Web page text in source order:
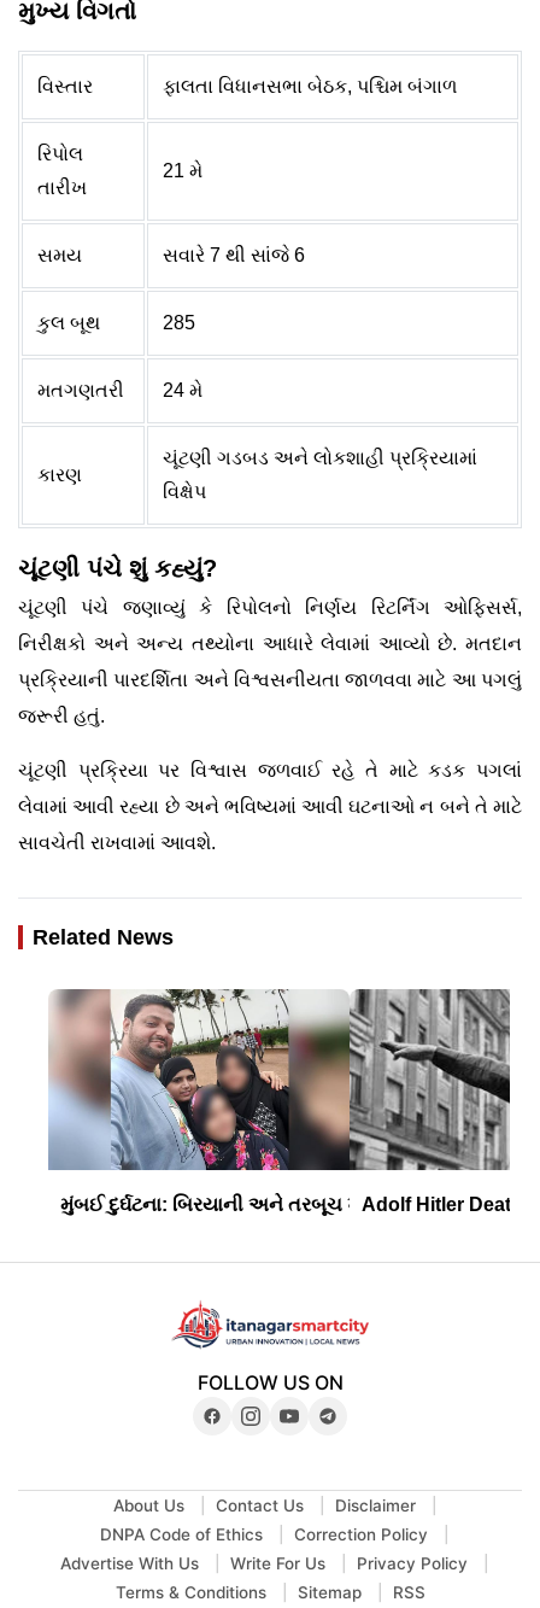
મુખ્ય વિગતો
વિસ્તાર ફાલતા વિધાનસભા બેઠક, પશ્ચિમ બંગાળ
રિપોલ
તારીખ
21 મે
સમય સવારે 7 થી સાંજે 6
કુલ બૂથ 285
મતગણતરી 24 મે
કારણ
ચૂંટણી ગડબડ અને લોકશાહી પ્રક્રિયામાં
વિક્ષેપ
ચૂંટણી પંચે શું કહ્યું?
ચૂંટણી પંચે જણાવ્યું કે રિપોલનો નિર્ણય રિટર્નિંગ ઓફિસર્સ,
નિરીક્ષકો અને અન્ય તથ્યોના આધારે લેવામાં આવ્યો છે. મતદાન
પ્રક્રિયાની પારદર્શિતા અને વિશ્વસનીયતા જાળવવા માટે આ પગલું
જરૂરી હતું.
ચૂંટણી પ્રક્રિયા પર વિશ્વાસ જળવાઈ રહે તે માટે કડક પગલાં
લેવામાં આવી રહ્યા છે અને ભવિષ્યમાં આવી ઘટનાઓ ન બને તે માટે
સાવચેતી રાખવામાં આવશે.
Related News
મુંબઈ દુર્ઘટના: બિરયાની અને તરબૂચ ખાધા બાદ પતિ-પત્ની
Adolf Hitler Death
FOLLOW US ON
About Us Contact Us
Disclaimer
DNPA Code of Ethics
Correction Policy
Advertise With Us
Write For Us
Privacy Policy
Terms & Conditions
Sitemap RSS